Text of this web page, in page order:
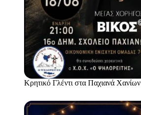
Κρητικό Γλέντι στα Παχιανά Χανίων